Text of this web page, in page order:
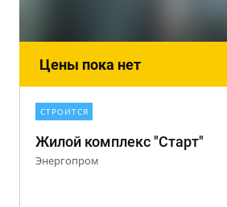
Цены пока нет
СТРОИТСЯ
Жилой комплекс "Старт"
Энергопром